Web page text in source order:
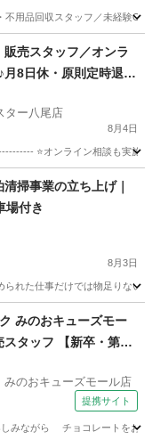
不用品回収スタッフ／未経験
販売スタッフ／オンラ
8日休・原則定時退社
ー八尾店
8月4日
⭐オンライン相談も実施
験掃事業の立ち上げ｜
場付き
8月3日
られた仕事だけでは物足りな
みのおキューズモー
タッフ 【新卒・第二
みのおキューズモール店
提携サイト
ながら チョコレートをおす